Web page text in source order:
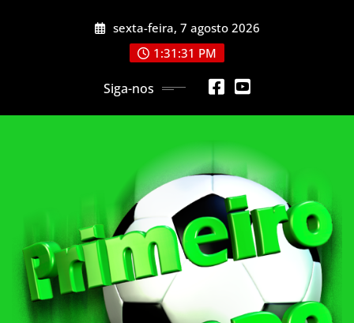
sexta-feira, 7 agosto 2026
1:31:33 PM
Siga-nos